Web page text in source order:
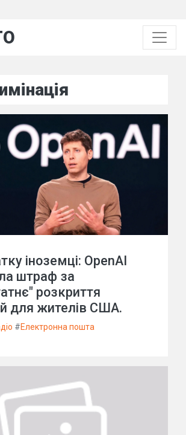
іноземці: OpenAI
штраф за
розкриття
для жителів США.
#Електронна пошта